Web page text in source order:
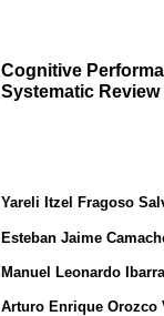
Cognitive
Systematic Review
Yareli Itzel Fragoso
Esteban Jaime
Manuel Leonardo
Arturo Enrique Orozco